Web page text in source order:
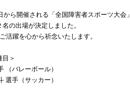
から開催される「全国障害者スポーツ大会」
の出場が決定しました。
活躍を心から祈念いたします。
目＞
（バレーボール）
選手（サッカー）